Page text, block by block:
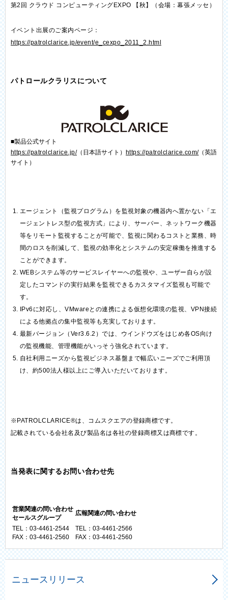
第2回 クラウド コンピューティングEXPO 【秋】（会場：幕張メッセ）
イベント出展のご案内ページ：
https://patrolclarice.jp/event/e_cexpo_2011_2.html
パトロールクラリスについて
■製品公式サイト
https://patrolclarice.jp/（日本語サイト） https://patrolclarice.com/（英語
サイト）
エージェント（監視プログラム）を監視対象の機器内へ置かない「エ
ージェントレス型の監視方式」により、サーバー、ネットワーク機器
等をリモート監視することが可能で、監視に関わるコストと業務、時
間のロスを削減して、監視の効率化とシステムの安定稼働を推進する
ことができます。
WEBシステム等のサービスレイヤーへの監視や、ユーザー自らが設
定したコマンドの実行結果を監視できるカスタマイズ監視も可能で
す。
IPv6に対応し、VMwareとの連携による仮想化環境の監視、VPN接続
による他拠点の集中監視等も充実しております。
最新バージョン（Ver3.6.2）では、ウインドウズをはじめ各OS向け
の監視機能、管理機能がいっそう強化されています。
自社利用ニーズから監視ビジネス基盤まで幅広いニーズでご利用頂
け、約500法人様以上にご導入いただいております。
※PATROLCLARICE®は、コムスクエアの登録商標です。
記載されている会社名及び製品名は各社の登録商標又は商標です。
当発表に関するお問い合わせ先
営業関連の問い合わせ
セールスグループ
広報関連の問い合わせ
TEL：03-4461-2544
FAX：03-4461-2560
TEL：03-4461-2566
FAX：03-4461-2560
ニュースリリース